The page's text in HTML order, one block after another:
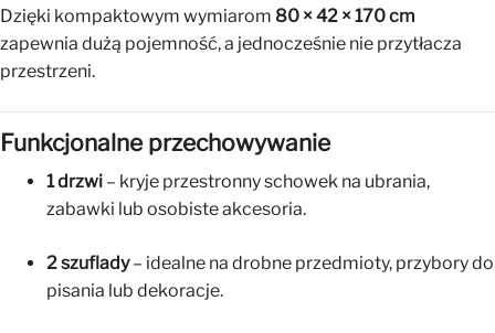
Dzięki kompaktowym wymiarom 80 × 42 × 170 cm
zapewnia dużą pojemność, a jednocześnie nie przytłacza
przestrzeni.
Funkcjonalne przechowywanie
1 drzwi – kryje przestronny schowek na ubrania,
zabawki lub osobiste akcesoria.
2 szuflady– idealne na drobne przedmioty, przybory do
pisania lub dekoracje.